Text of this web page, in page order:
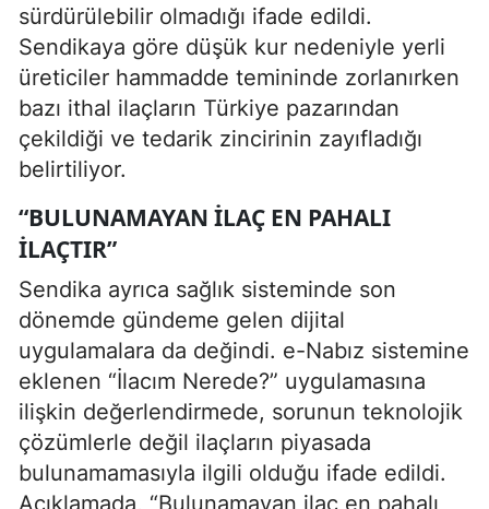
sürdürülebilir olmadığı ifade edildi.
Sendikaya göre düşük kur nedeniyle yerli
üreticiler hammadde temininde zorlanırken
bazı ithal ilaçların Türkiye pazarından
çekildiği ve tedarik zincirinin zayıfladığı
belirtiliyor.
“BULUNAMAYAN ILAÇ EN PAHALI
ILAÇTIR”
Sendika ayrıca sağlık sisteminde son
dönemde gündeme gelen dijital
uygulamalara da değindi. e-Nabız sistemine
eklenen “İlacım Nerede?” uygulamasına
ilişkin değerlendirmede, sorunun teknolojik
çözümlerle değil ilaçların piyasada
bulunamamasıyla ilgili olduğu ifade edildi.
Açıklamada, “Bulunamayan ilaç en pahalı